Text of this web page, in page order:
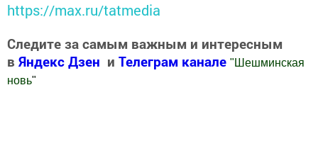
https://max.ru/tatmedia
Следите за самым важным и интересным
в Яндекс Дзен и Телеграм канале " Шешминская
новь"